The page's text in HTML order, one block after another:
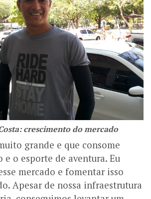
crescimento do mercado
grande e que consome
o esporte de aventura. Eu
mercado e fomentar isso
Apesar de nossa infraestrutura